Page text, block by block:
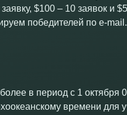
$100 – 10 заявок и
победителей по e-
в период с 1
времени для